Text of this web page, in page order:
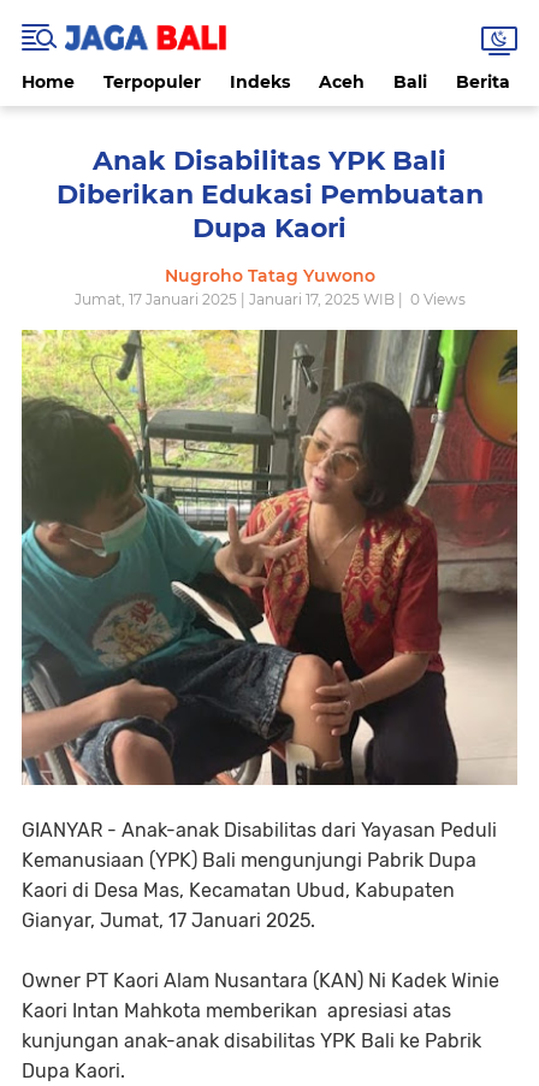
Home Terpopuler Indeks Aceh Bali Berita
Anak Disabilitas YPK Bali
Diberikan Edukasi Pembuatan
Dupa Kaori
Nugroho Tatag Yuwono
Jumat, 17 Januari 2025 | Januari 17, 2025 WIB | 0Views
GIANYAR - Anak-anak Disabilitas dari Yayasan Peduli
Kemanusiaan (YPK) Bali mengunjungi Pabrik Dupa
Kaori di Desa Mas, Kecamatan Ubud, Kabupaten
Gianyar, Jumat, 17 Januari 2025.
Owner PT Kaori Alam Nusantara (KAN) Ni Kadek Winie
Kaori Intan Mahkota memberikan apresiasi atas
kunjungan anak-anak disabilitas YPK Bali ke Pabrik
Dupa Kaori.